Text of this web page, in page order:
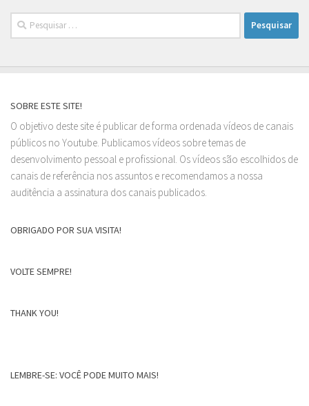
Pesquisar
por:
SOBRE ESTE SITE!
O objetivo deste site é publicar de forma ordenada vídeos de canais
públicos no Youtube. Publicamos vídeos sobre temas de
desenvolvimento pessoal e profissional. Os vídeos são escolhidos de
canais de referência nos assuntos e recomendamos a nossa
auditência a assinatura dos canais publicados.
OBRIGADO POR SUA VISITA!
VOLTE SEMPRE!
THANK YOU!
LEMBRE-SE: VOCÊ PODE MUITO MAIS!